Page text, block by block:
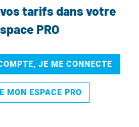
tarifs dans votre
PRO
JE ME CONNECTE
MON ESPACE PRO